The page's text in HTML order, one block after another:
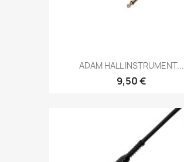
ADAM HALL INSTRUMENT...
9,50 €